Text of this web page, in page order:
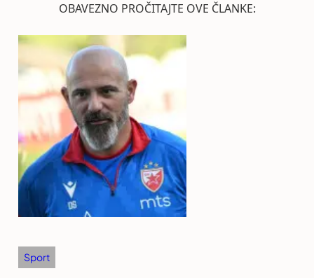
OBAVEZNO PROČITAJTE OVE ČLANKE:
Sport